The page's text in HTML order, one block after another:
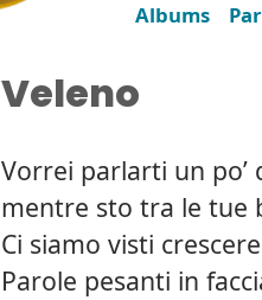
Albums
Veleno
Vorrei parlarti un po’
mentre sto tra le tue
Ci siamo visti crescere
Parole pesanti in